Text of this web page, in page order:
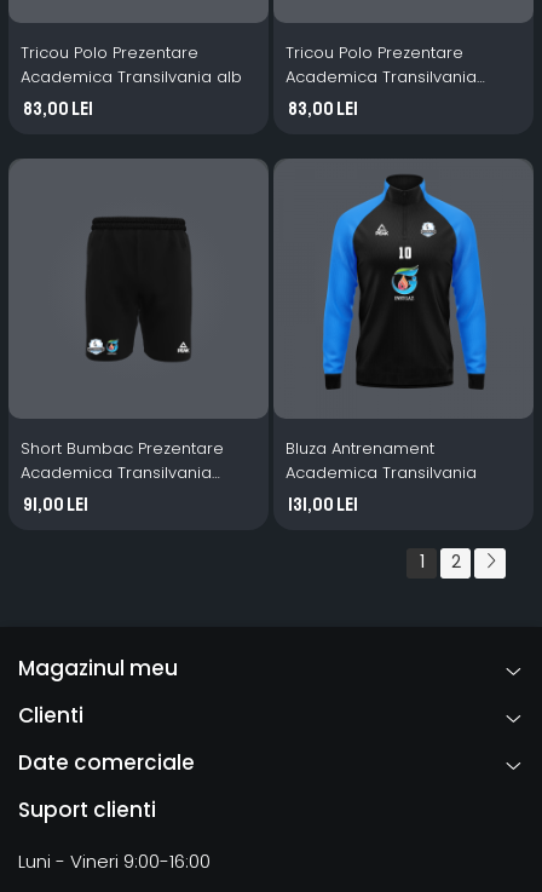
Tricou Polo Prezentare
Academica Transilvania alb
83,00 Lei
Tricou Polo Prezentare
Academica Transilvania
albastru
83,00 Lei
Short Bumbac Prezentare
Academica Transilvania
negru
91,00 Lei
Bluza Antrenament
Academica Transilvania
131,00 Lei
1 2
Magazinul meu
Clienti
Date comerciale
Suport clienti
Luni - Vineri 9:00-16:00